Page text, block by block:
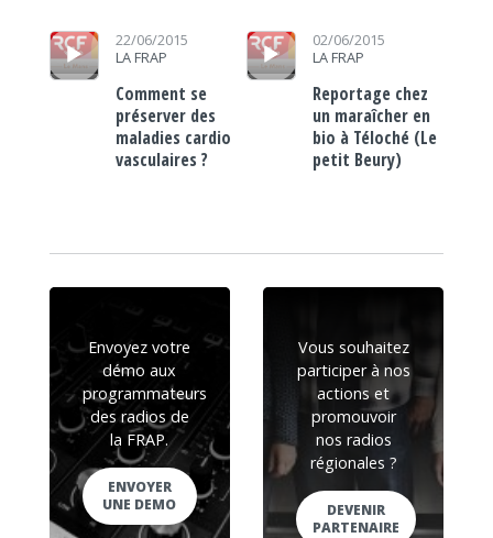
Lecteur audio
22/06/2015
LA FRAP
Comment se
préserver des
maladies cardio
vasculaires ?
Lecteur audio
02/06/2015
LA FRAP
Reportage chez
un maraîcher en
bio à Téloché (Le
petit Beury)
Envoyez votre
démo aux
programmateurs
des radios de
la FRAP.
ENVOYER
UNE DEMO
Vous souhaitez
participer à nos
actions et
promouvoir
nos radios
régionales ?
DEVENIR
PARTENAIRE